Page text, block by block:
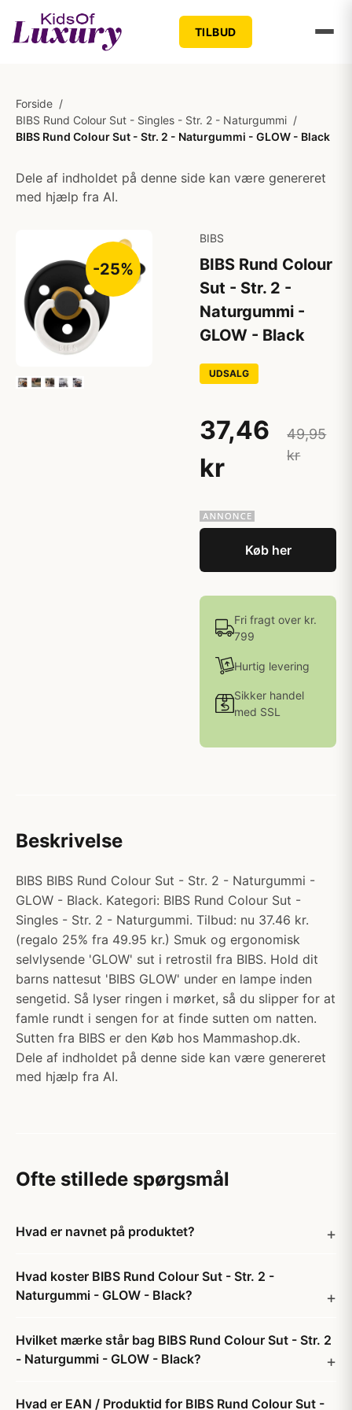
TILBUD
Forside /
BIBS Rund Colour Sut - Singles - Str. 2 - Naturgummi /
BIBS Rund Colour Sut - Str. 2 - Naturgummi - GLOW - Black
Dele af indholdet på denne side kan være genereret
med hjælp fra AI.
-25%
BIBS
BIBS Rund Colour
Sut - Str. 2 -
Naturgummi -
GLOW - Black
UDSALG
37,46
kr
49,95
kr
Køb her
Fri fragt over kr.
799
Hurtig levering
Sikker handel
med SSL
Beskrivelse
BIBS BIBS Rund Colour Sut - Str. 2 - Naturgummi -
GLOW - Black. Kategori: BIBS Rund Colour Sut -
Singles - Str. 2 - Naturgummi. Tilbud: nu 37.46 kr.
(regalo 25% fra 49.95 kr.) Smuk og ergonomisk
selvlysende 'GLOW' sut i retrostil fra BIBS. Hold dit
barns nattesut 'BIBS GLOW' under en lampe inden
sengetid. Så lyser ringen i mørket, så du slipper for at
famle rundt i sengen for at finde sutten om natten.
Sutten fra BIBS er den Køb hos Mammashop.dk.
Dele af indholdet på denne side kan være genereret
med hjælp fra AI.
Ofte stillede spørgsmål
Hvad er navnet på produktet?
Hvad koster BIBS Rund Colour Sut - Str. 2 -
Naturgummi - GLOW - Black?
Hvilket mærke står bag BIBS Rund Colour Sut - Str. 2
- Naturgummi - GLOW - Black?
Hvad er EAN / Produktid for BIBS Rund Colour Sut -